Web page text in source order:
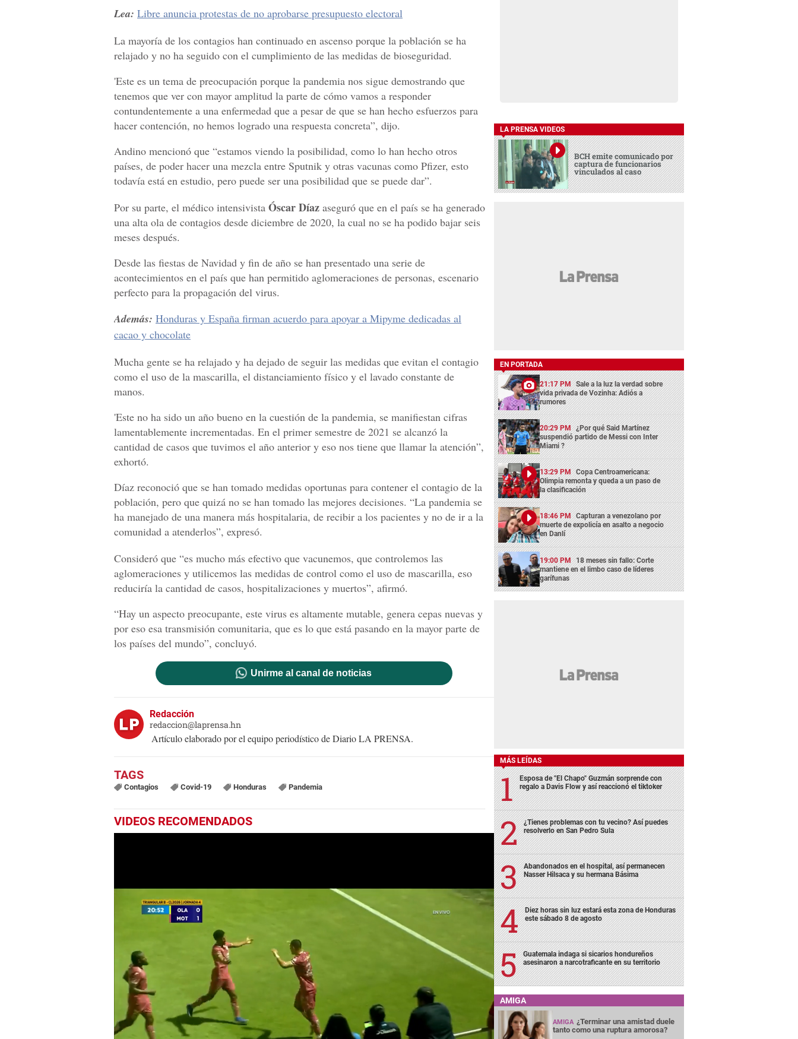
Lea: Libre anuncia protestas de no aprobarse presupuesto electoral
La mayoría de los contagios han continuado en ascenso porque la población se ha
relajado y no ha seguido con el cumplimiento de las medidas de bioseguridad.
'Este es un tema de preocupación porque la pandemia nos sigue demostrando que
tenemos que ver con mayor amplitud la parte de cómo vamos a responder
contundentemente a una enfermedad que a pesar de que se han hecho esfuerzos para
hacer contención, no hemos logrado una respuesta concreta”, dijo.
Andino mencionó que “estamos viendo la posibilidad, como lo han hecho otros
países, de poder hacer una mezcla entre Sputnik y otras vacunas como Pfizer, esto
todavía está en estudio, pero puede ser una posibilidad que se puede dar”.
Por su parte, el médico intensivista Óscar Díaz aseguró que en el país se ha generado
una alta ola de contagios desde diciembre de 2020, la cual no se ha podido bajar seis
meses después.
Desde las fiestas de Navidad y fin de año se han presentado una serie de
acontecimientos en el país que han permitido aglomeraciones de personas, escenario
perfecto para la propagación del virus.
Además: Honduras y España firman acuerdo para apoyar a Mipyme dedicadas al
cacao y chocolate
Mucha gente se ha relajado y ha dejado de seguir las medidas que evitan el contagio
como el uso de la mascarilla, el distanciamiento físico y el lavado constante de
manos.
'Este no ha sido un año bueno en la cuestión de la pandemia, se manifiestan cifras
lamentablemente incrementadas. En el primer semestre de 2021 se alcanzó la
cantidad de casos que tuvimos el año anterior y eso nos tiene que llamar la atención”,
exhortó.
Díaz reconoció que se han tomado medidas oportunas para contener el contagio de la
población, pero que quizá no se han tomado las mejores decisiones. “La pandemia se
ha manejado de una manera más hospitalaria, de recibir a los pacientes y no de ir a la
comunidad a atenderlos”, expresó.
Consideró que “es mucho más efectivo que vacunemos, que controlemos las
aglomeraciones y utilicemos las medidas de control como el uso de mascarilla, eso
reduciría la cantidad de casos, hospitalizaciones y muertos”, afirmó.
“Hay un aspecto preocupante, este virus es altamente mutable, genera cepas nuevas y
por eso esa transmisión comunitaria, que es lo que está pasando en la mayor parte de
los países del mundo”, concluyó.
Unirme al canal de noticias
Redacción
redaccion@laprensa.hn
Artículo elaborado por el equipo periodístico de Diario LA PRENSA.
Contagios Covid-19 Honduras Pandemia
VIDEOS RECOMENDADOS
LA PRENSA VIDEOS
BCH emite comunicado por
captura de funcionarios
vinculados al caso
EN PORTADA
21:17 PM Sale a la luz la verdad sobre
vida privada de Vozinha: Adiós a
rumores
20:29 PM ¿Por qué Said Martínez
suspendió partido de Messi con Inter
Miami ?
13:29 PM Copa Centroamericana:
Olimpia remonta y queda a un paso de
la clasificación
18:46 PM Capturan a venezolano por
muerte de expolicía en asalto a negocio
en Danlí
19:00 PM 18 meses sin fallo: Corte
mantiene en el limbo caso de líderes
garífunas
MÁS LEÍDAS
Esposa de "El Chapo" Guzmán sorprende con
regalo a Davis Flow y así reaccionó el tiktoker
¿Tienes problemas con tu vecino? Así puedes
resolverlo en San Pedro Sula
Abandonados en el hospital, así permanecen
Nasser Hilsaca y su hermana Básima
Diez horas sin luz estará esta zona de Honduras
este sábado 8 de agosto
Guatemala indaga si sicarios hondureños
asesinaron a narcotraficante en su territorio
AMIGA
AMIGA ¿Terminar una amistad duele
tanto como una ruptura amorosa?